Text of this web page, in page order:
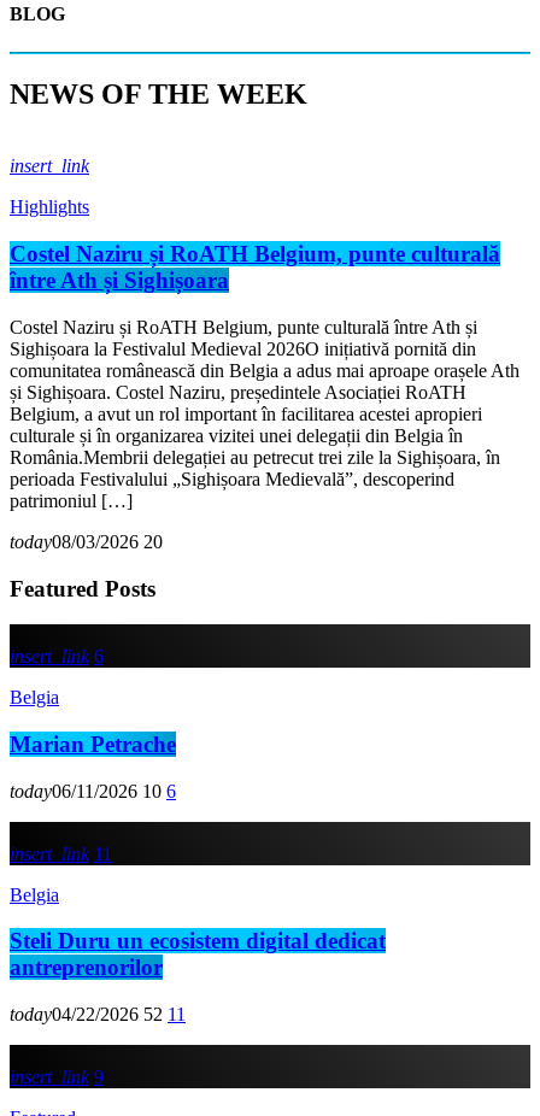
BLOG
NEWS OF THE WEEK
insert_link
Highlights
Costel Naziru și RoATH Belgium, punte culturală
între Ath și Sighișoara
Costel Naziru și RoATH Belgium, punte culturală între Ath și
Sighișoara la Festivalul Medieval 2026O inițiativă pornită din
comunitatea românească din Belgia a adus mai aproape orașele Ath
și Sighișoara. Costel Naziru, președintele Asociației RoATH
Belgium, a avut un rol important în facilitarea acestei apropieri
culturale și în organizarea vizitei unei delegații din Belgia în
România.Membrii delegației au petrecut trei zile la Sighișoara, în
perioada Festivalului „Sighișoara Medievală”, descoperind
patrimoniul […]
today08/03/2026 20
Featured Posts
insert_link 6
Belgia
Marian Petrache
today06/11/2026 10 6
insert_link 11
Belgia
Steli Duru un ecosistem digital dedicat
antreprenorilor
today04/22/2026 52 11
insert_link 9